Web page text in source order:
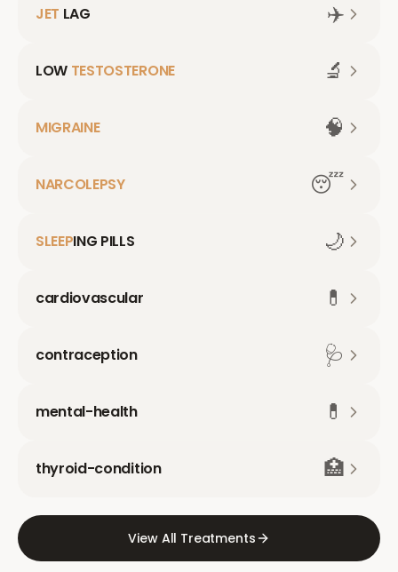
JET LAG ✈️
LOW TESTOSTERONE 🔬
MIGRAINE 🧠
NARCOLEPSY 😴
SLEEPING PILLS 🌙
cardiovascular 💊
contraception 🩺
mental-health 💊
thyroid-condition 🏥
View All Treatments